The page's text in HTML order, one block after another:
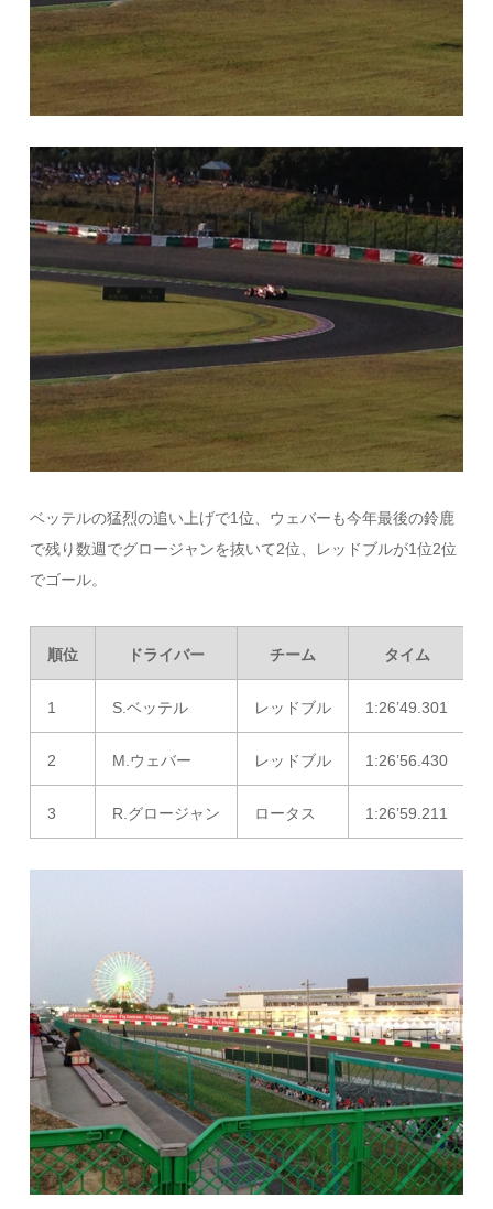
ベッテルの猛烈の追い上げで1位、ウェバーも今年最後の鈴鹿
で残り数週でグロージャンを抜いて2位、レッドブルが1位2位
でゴール。
順位 ドライバー チーム タイム
1 S.ベッテル レッドブル 1:26’49.301
2 M.ウェバー レッドブル 1:26’56.430
3 R.グロージャン ロータス 1:26’59.211